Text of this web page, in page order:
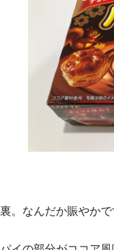
裏。なんだか賑やかで